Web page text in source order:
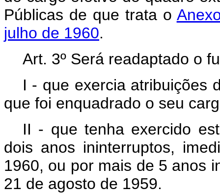
Públicas de que trata o
julho de 1960.
Art. 3º Será readaptado o
I - que exercia atribuições
que foi enquadrado o seu
II - que tenha exercido
dois anos ininterruptos,
1960, ou por mais de 5 anos
21 de agosto de 1959.